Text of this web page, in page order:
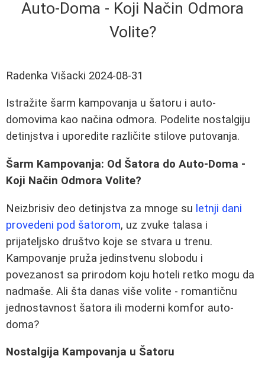
Auto-Doma - Koji Način Odmora
Volite?
Radenka Višacki 2024-08-31
Istražite šarm kampovanja u šatoru i auto-
domovima kao načina odmora. Podelite nostalgiju
detinjstva i uporedite različite stilove putovanja.
Šarm Kampovanja: Od Šatora do Auto-Doma -
Koji Način Odmora Volite?
Neizbrisiv deo detinjstva za mnoge su letnji dani
provedeni pod šatorom, uz zvuke talasa i
prijateljsko društvo koje se stvara u trenu.
Kampovanje pruža jedinstvenu slobodu i
povezanost sa prirodom koju hoteli retko mogu da
nadmaše. Ali šta danas više volite - romantičnu
jednostavnost šatora ili moderni komfor auto-
doma?
Nostalgija Kampovanja u Šatoru